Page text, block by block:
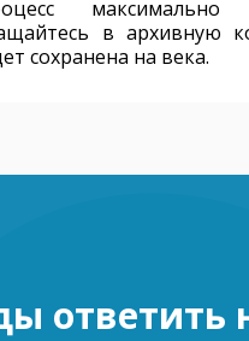
в
сохранена на века.